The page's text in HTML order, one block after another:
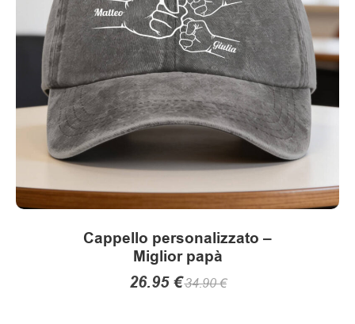
possono
essere
scelte
nella
pagina
del
prodotto
Cappello personalizzato –
Miglior papà
26.95€34.90€